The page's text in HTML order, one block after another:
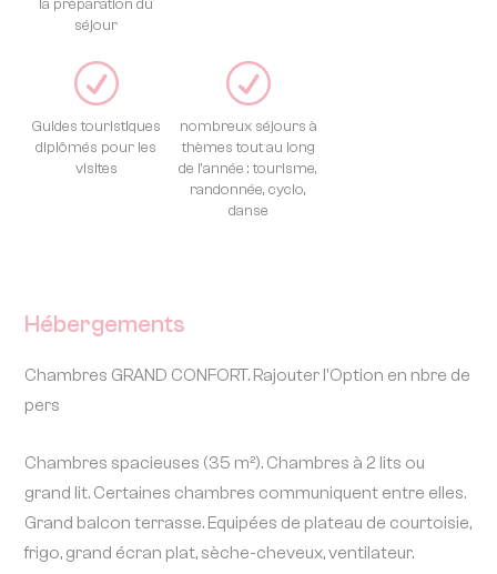
la préparation du
séjour
R
Guides touristiques
diplômés pour les
visites
R
nombreux séjours à
thèmes tout au long
de l’année : tourisme,
randonnée, cyclo,
danse
Hébergements
Chambres GRAND CONFORT. Rajouter l'Option en nbre de
pers
Chambres spacieuses (35 m²). Chambres à 2 lits ou
grand lit. Certaines chambres communiquent entre elles.
Grand balcon terrasse. Equipées de plateau de courtoisie,
frigo, grand écran plat, sèche-cheveux, ventilateur.